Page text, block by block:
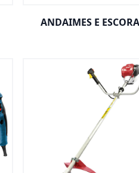
ANDAIMES E